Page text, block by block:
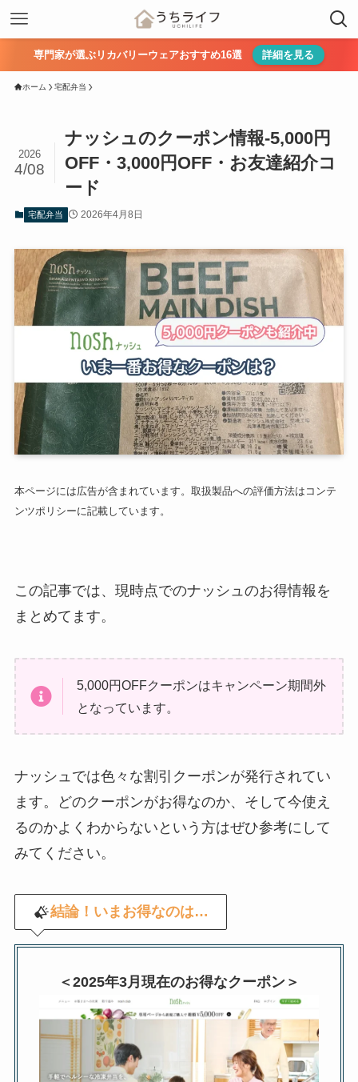
専門家が選ぶリカバリーウェアおすすめ16選 詳細を見る
ホーム 宅配弁当
ナッシュのクーポン情報-5,000円
OFF・3,000円OFF・お友達紹介コ
ード
2026
4/08
宅配弁当 2026年4月8日
本ページには広告が含まれています。取扱製品への評価方法はコンテ
ンツポリシーに記載しています。
この記事では、現時点でのナッシュのお得情報を
まとめてます。
5,000円OFFクーポンはキャンペーン期間外
となっています。
ナッシュでは色々な割引クーポンが発行されてい
ます。どのクーポンがお得なのか、そして今使え
るのかよくわからないという方はぜひ参考にして
みてください。
結論！いまお得なのは…
＜2025年3月現在のお得なクーポン＞